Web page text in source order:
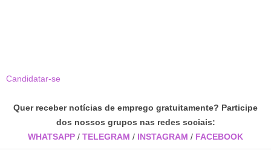
Candidatar-se
Quer receber notícias de emprego gratuitamente? Participe
dos nossos grupos nas redes sociais:
WHATSAPP / TELEGRAM / INSTAGRAM / FACEBOOK